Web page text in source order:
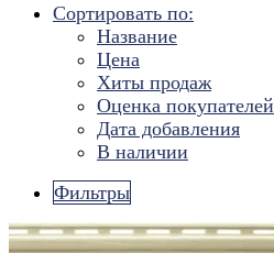
Сортировать по:
Название
Цена
Хиты продаж
Оценка покупателей
Дата добавления
В наличии
Фильтры